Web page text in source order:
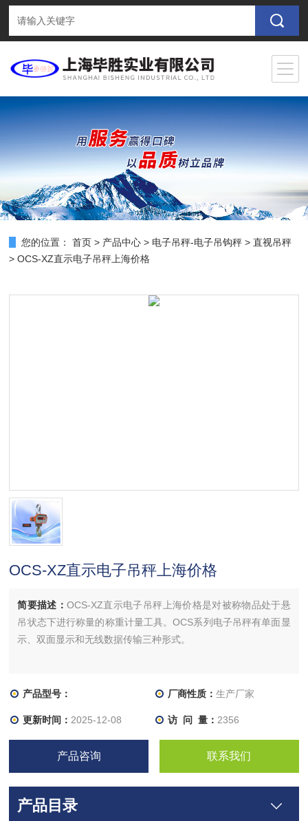
您的位置： 首页 > 产品中心 > 电子吊秤-电子吊钩秤 >直视吊秤
> OCS-XZ直示电子吊秤上海价格
OCS-XZ直示电子吊秤上海价格
简要描述：OCS-XZ直示电子吊秤上海价格是对被称物品处于悬
吊状态下进行称量的称重计量工具。OCS系列电子吊秤有单面显
示、双面显示和无线数据传输三种形式。
产品型号： 厂商性质： 生产厂家
更新时间： 2025-12-08 访 问 量： 2356
产品咨询 联系我们
产品目录